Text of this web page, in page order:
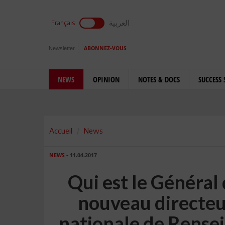
Français العربية
Newsletter ABONNEZ-VOUS
NEWS OPINION NOTES & DOCS SUCCESS
Accueil News
NEWS - 11.04.2017
Qui est le
nouveau